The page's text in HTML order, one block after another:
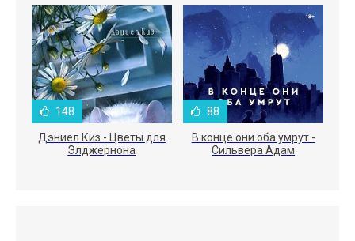
148
Дэниел Киз - Цветы для
Элджернона
88
В конце они оба умрут -
Сильвера Адам